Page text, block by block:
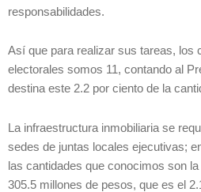
responsabilidades.
Así que para realizar sus tareas, los
electorales somos 11, contando al
destina este 2.2 por ciento de la
La infraestructura inmobiliaria se
sedes de juntas locales ejecutivas;
las cantidades que conocimos son
305.5 millones de pesos, que es el